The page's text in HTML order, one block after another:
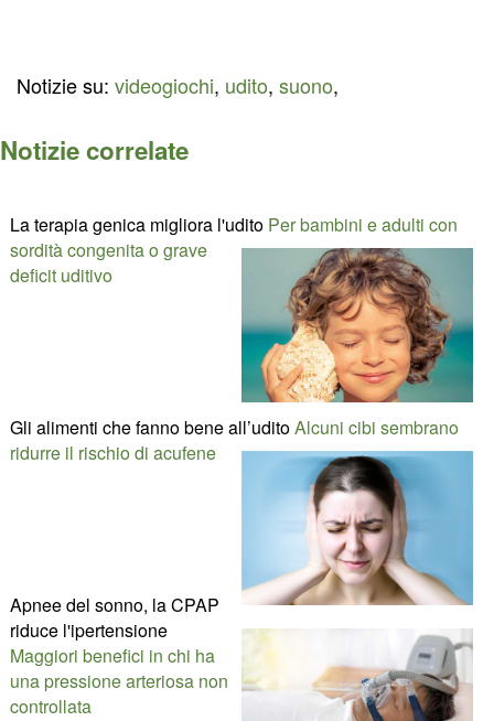
Notizie su: videogiochi, udito, suono,
Notizie correlate
La terapia genica migliora l'udito Per bambini e adulti con
sordità congenita o grave
deficit uditivo
Gli alimenti che fanno bene all’uditoAlcuni cibi sembrano
ridurre il rischio di acufene
Apnee del sonno, la CPAP
riduce l'ipertensione
Maggiori benefici in chi ha
una pressione arteriosa non
controllata